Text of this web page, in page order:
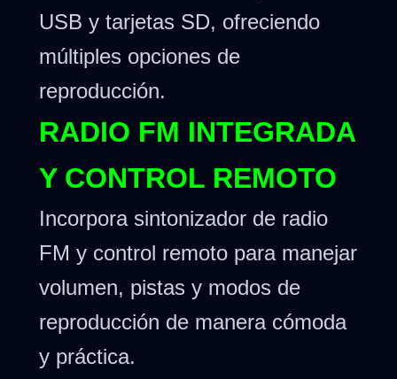
USB y tarjetas SD, ofreciendo
múltiples opciones de
reproducción.
RADIO FM INTEGRADA
Y CONTROL REMOTO
Incorpora sintonizador de radio
FM y control remoto para manejar
volumen, pistas y modos de
reproducción de manera cómoda
y práctica.